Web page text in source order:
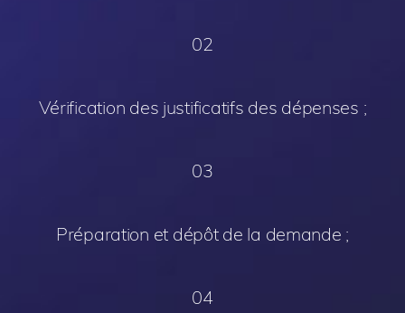
02
Vérification des justificatifs des dépenses ;
03
Préparation et dépôt de la demande ;
04